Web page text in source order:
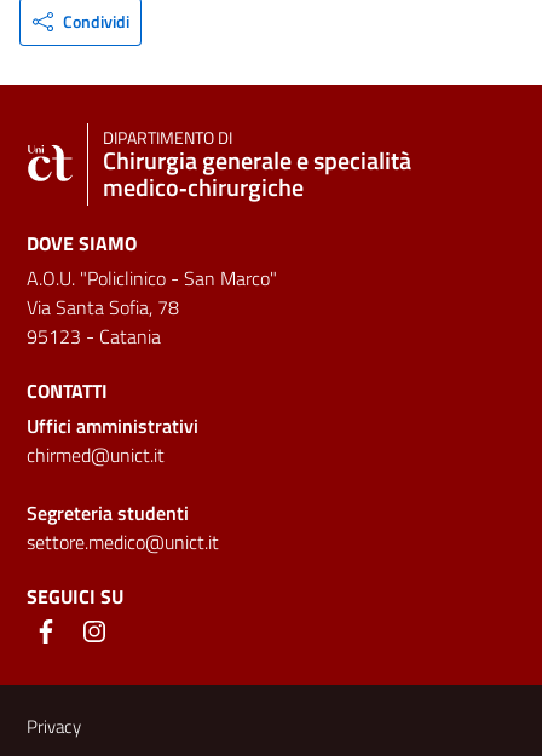
Condividi
DIPARTIMENTO DI
Chirurgia generale e specialità
medico‑chirurgiche
DOVE SIAMO
A.O.U. "Policlinico - San Marco"
Via Santa Sofia, 78
95123 - Catania
CONTATTI
Uffici amministrativi
chirmed@unict.it
Segreteria studenti
settore.medico@unict.it
SEGUICI SU
Link e informazioni utili
Privacy